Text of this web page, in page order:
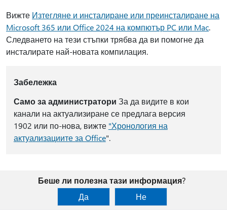
Вижте Изтегляне и инсталиране или преинсталиране на
Microsoft 365 или Office 2024 на компютър PC или Mac.
Следването на тези стъпки трябва да ви помогне да
инсталирате най-новата компилация.
Забележка
Само за администратори За да видите в кои
канали на актуализиране се предлага версия
1902 или по-нова, вижте "Хронология на
актуализациите за Office".
Беше ли полезна тази информация?
Да
Не